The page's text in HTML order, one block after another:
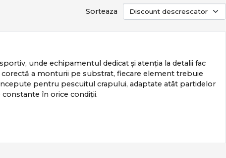
Sorteaza
unde echipamentul dedicat și atenția la detalii fac
a monturii pe substrat, fiecare element trebuie
pentru pescuitul crapului, adaptate atât partidelor
în orice condiții.